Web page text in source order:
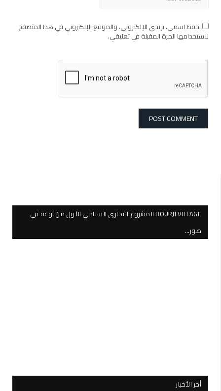
احفظ اسمي، بريدي الإلكتروني، والموقع الإلكتروني في هذا المتصفح
لاستخدامها المرة المقبلة في تعليقي.
BOURJI VILLAGE المشروع التجاري السياحي الأول من نوعه في
صور…
أخر الأخبار